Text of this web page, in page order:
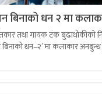
बिनाको धन २ मा
तथा गायक टंक बुढाथोकीको
बिनाको धन–२’ मा कलाकार